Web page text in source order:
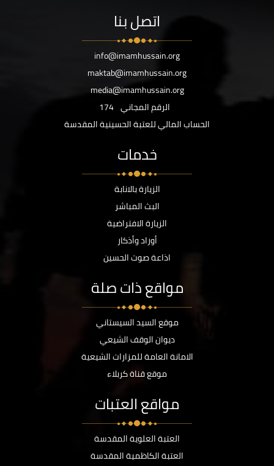
اتصل بنا
info@imamhussain.org
maktab@imamhussain.org
media@imamhussain.org
الرقم المجاني 174
الحساب المالي للعتبة الحسينية المقدسة
خدمات
الزيارة بالانابة
البث المباشر
الزيارة الافتراضية
أوراد وأذكار
اذاعة صوت الحسين
مواقع ذات صلة
موقع السيد السيستاني
ديوان الوقف الشيعي
الامانة العامة للمزارات الشيعية
موقع قناة كربلاء
مواقع العتبات
العتبة العلوية المقدسة
العتبة الكاظمية المقدسة